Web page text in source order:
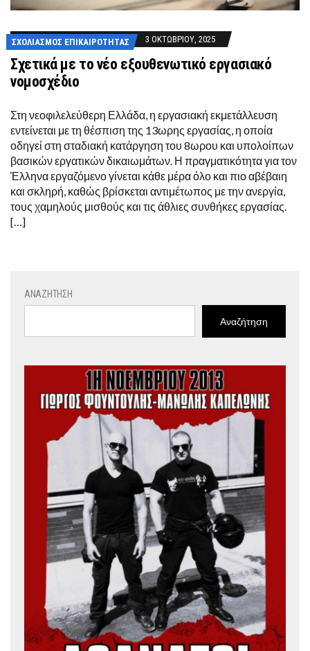
ΣΧΟΛΙΑΣΜΌΣ ΕΠΙΚΑΙΡΌΤΗΤΑΣ 3 ΟΚΤΩΒΡΊΟΥ, 2025
Σχετικά με το νέο εξουθενωτικό εργασιακό
νομοσχέδιο
Στη νεοφιλελεύθερη Ελλάδα, η εργασιακή εκμετάλλευση
εντείνεται με τη θέσπιση της 13ωρης εργασίας, η οποία
οδηγεί στη σταδιακή κατάργηση του 8ωρου και υπολοίπων
βασικών εργατικών δικαιωμάτων. Η πραγματικότητα για τον
Έλληνα εργαζόμενο γίνεται κάθε μέρα όλο και πιο αβέβαιη
και σκληρή, καθώς βρίσκεται αντιμέτωπος με την ανεργία,
τους χαμηλούς μισθούς και τις άθλιες συνθήκες εργασίας.
[…]
ΑΝΑΖΉΤΗΣΗ
Αναζήτηση